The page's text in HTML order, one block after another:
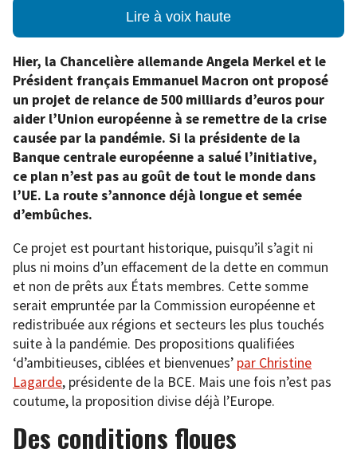
Lire à voix haute
Hier, la Chancelière allemande Angela Merkel et le
Président français Emmanuel Macron ont proposé
un projet de relance de 500 milliards d’euros pour
aider l’Union européenne à se remettre de la crise
causée par la pandémie. Si la présidente de la
Banque centrale européenne a salué l’initiative,
ce plan n’est pas au goût de tout le monde dans
l’UE. La route s’annonce déjà longue et semée
d’embûches.
Ce projet est pourtant historique, puisqu’il s’agit ni
plus ni moins d’un effacement de la dette en commun
et non de prêts aux États membres. Cette somme
serait empruntée par la Commission européenne et
redistribuée aux régions et secteurs les plus touchés
suite à la pandémie. Des propositions qualifiées
‘d’ambitieuses, ciblées et bienvenues’ par Christine
Lagarde, présidente de la BCE. Mais une fois n’est pas
coutume, la proposition divise déjà l’Europe.
Des conditions floues